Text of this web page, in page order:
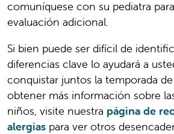
comuníquese con su pediatra
evaluación adicional.
Si bien puede ser difícil de
diferencias clave lo ayudará a
conquistar juntos la temporada de
obtener más información sobre
niños, visite nuestra página de
alergias para ver otros